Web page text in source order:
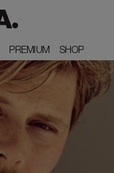
PREMIUM
PREMIUM SHOP
SHOP